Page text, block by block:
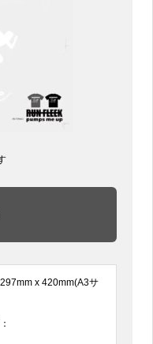
x 420mm(A3サ